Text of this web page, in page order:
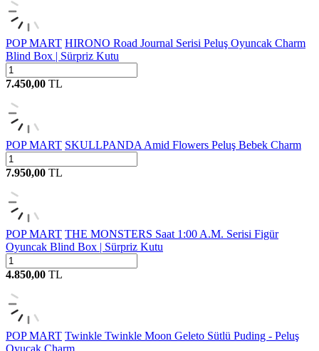
POP MART HIRONO Road Journal Serisi Peluş Oyuncak Charm
Blind Box | Sürpriz Kutu
7.450,00 TL
POP MART SKULLPANDA Amid Flowers Peluş Bebek Charm
7.950,00 TL
POP MART THE MONSTERS Saat 1:00 A.M. Serisi Figür
Oyuncak Blind Box | Sürpriz Kutu
4.850,00 TL
POP MART Twinkle Twinkle Moon Geleto Sütlü Puding - Peluş